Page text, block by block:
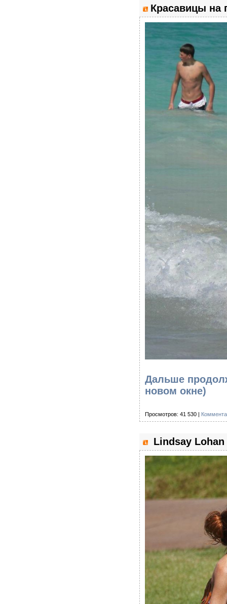
Красавицы на
Дальше
новом окне)
Просмотров: 41 530 |
Lindsay